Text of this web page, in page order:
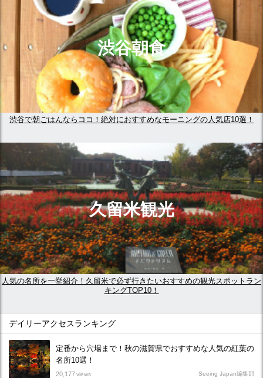
渋谷朝食
渋谷で朝ごはんならココ！絶対におすすめなモーニングの人気店10選！
久留米観光
人気の名所を一挙紹介！久留米で必ず行きたいおすすめの観光スポットラン
キングTOP10！
デイリーアクセスランキング
定番から穴場まで！秋の滋賀県でおすすめな人気の紅葉の
名所10選！
20,177views Seeing Japan編集部